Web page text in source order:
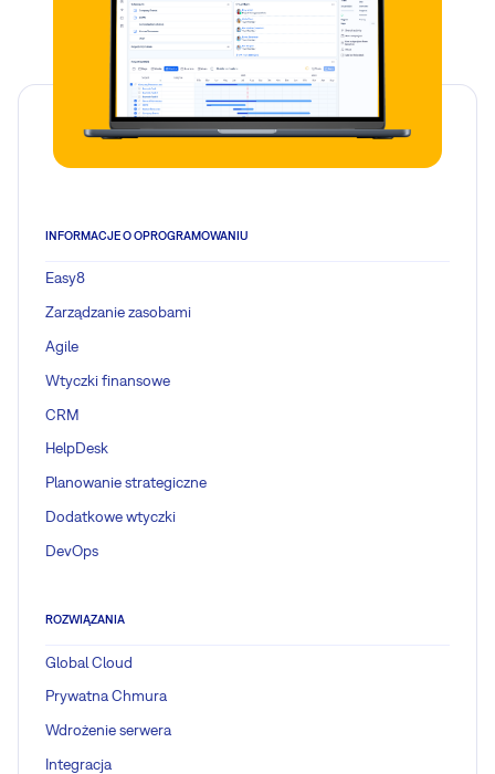
INFORMACJE O OPROGRAMOWANIU
Easy8
Zarządzanie zasobami
Agile
Wtyczki finansowe
CRM
HelpDesk
Planowanie strategiczne
Dodatkowe wtyczki
DevOps
ROZWIĄZANIA
Global Cloud
Prywatna Chmura
Wdrożenie serwera
Integracja